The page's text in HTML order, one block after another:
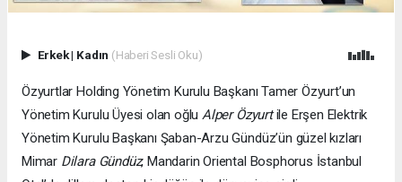
Erkek| Kadın (Haberi Sesli Oku)
Özyurtlar Holding Yönetim Kurulu Başkanı Tamer Özyurt’un
Yönetim Kurulu Üyesi olan oğluAlper Özyurtile Erşen Elektrik
Yönetim Kurulu Başkanı Şaban-Arzu Gündüz’ün güzel kızları
Mimar Dilara Gündüz, Mandarin Oriental Bosphorus İstanbul